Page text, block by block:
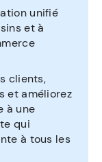
unifié
et à
clients,
et améliorez
à une
qui
à tous les